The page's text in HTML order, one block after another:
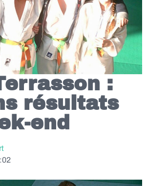
:
résultats
end